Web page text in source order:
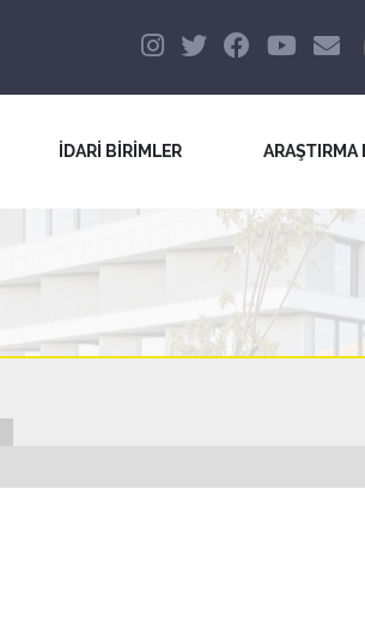
İDARİ BİRİMLER ARAŞTIRMA